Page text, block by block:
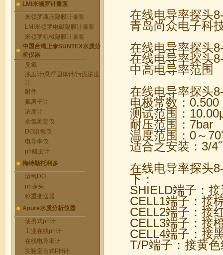
LMI米顿罗计量泵
米顿罗液压隔膜计量泵
LMI米顿罗电磁隔膜计量泵
米顿罗机械隔膜计量泵
中国台湾上泰SUNTEX水质分
析仪器
臭氧
浊度计/悬浮固体计/污泥浓度
计
附件
氟离子计
浓度计
余氯测定仪
DO溶氧仪
电导率仪
ph酸度计
梅特勒托利多
溶氧DO
ph探头
称重变送器
Apure水质分析仪器
便携式ph计
工业在线ph计
在线电导率计
实验室台式PH计
在线电导率探头
青岛尚众电子科
在线电导率探头
在线电导率探头
中高电导率范围
在线电导率探头
电极常数：0.500
测试范围：
耐压范围：7bar
温度范围：0～
适合之安装：3/
在线电导率探头
下：
SHIELD端子：
CELL1端子：接
CELL2端子：接
CELL3端子：接
CELL4端子：接
T/P端子：接黄色